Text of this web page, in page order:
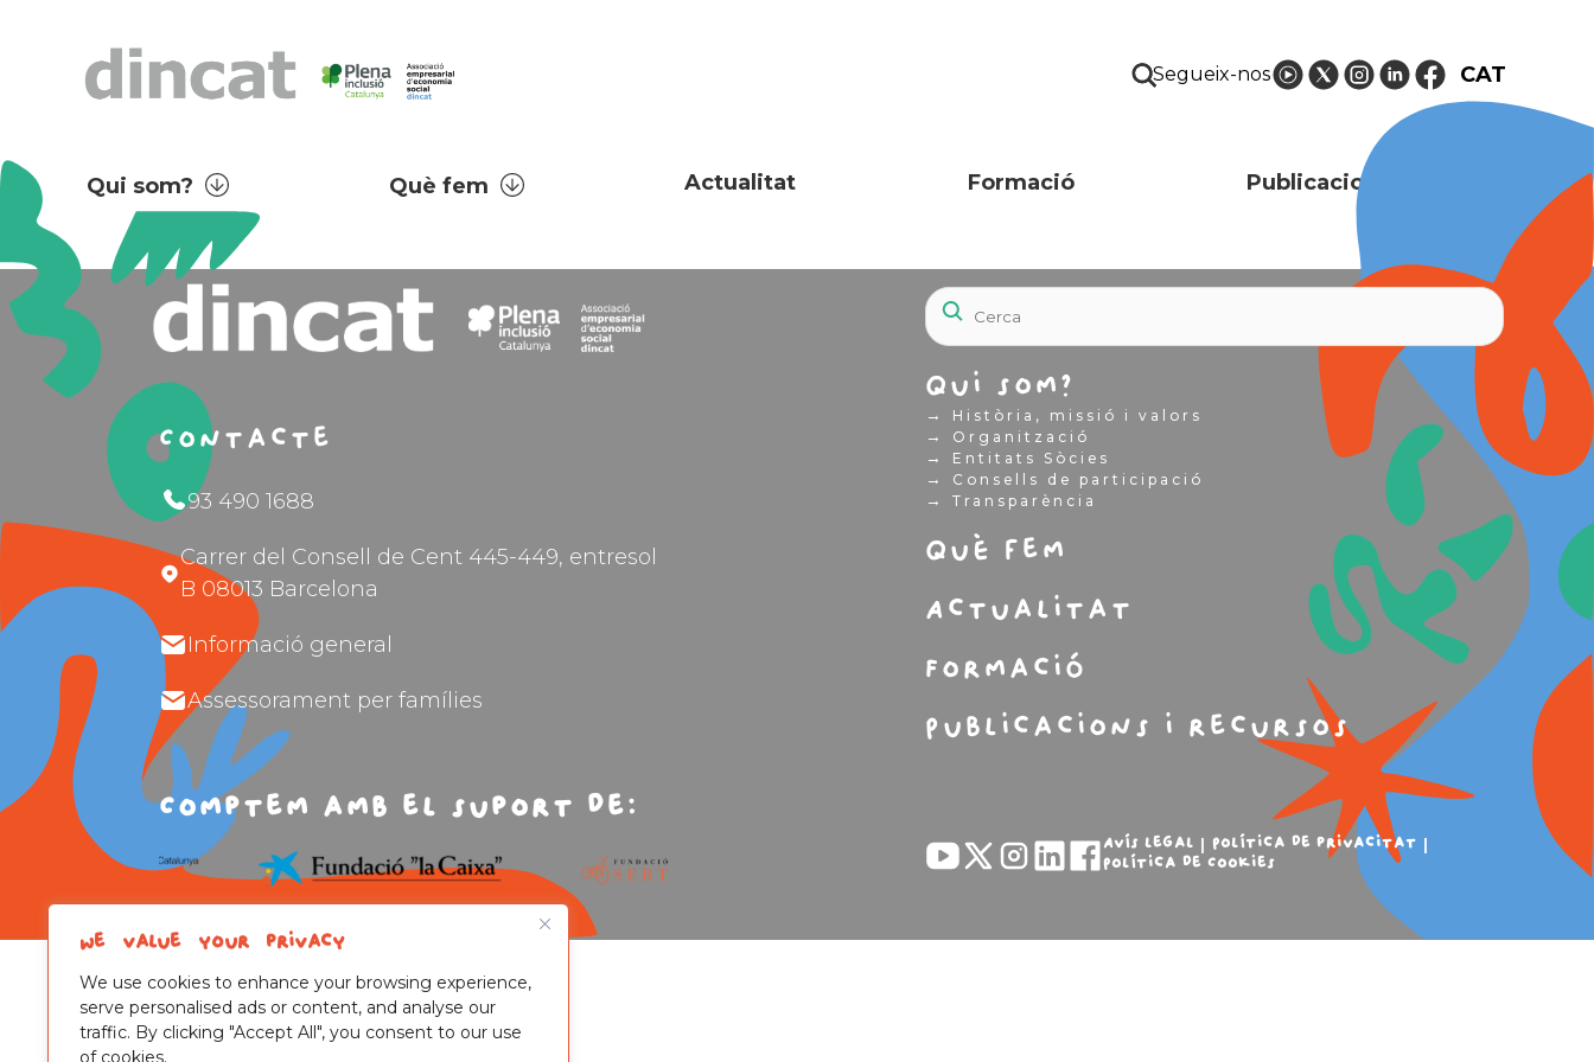
We value your privacy
We use cookies to enhance your browsing experience,
serve personalised ads or content, and analyse our
traffic. By clicking "Accept All", you consent to our use
of cookies.
Segueix-nos CAT
Qui som? Què fem Actualitat Formació Publicacions i recursos
Contacte
93 490 1688
Carrer del Consell de Cent 445-449, entresol
B 08013 Barcelona
Informació general
Assessorament per famílies
Comptem amb el suport de:
Qui som?
→ Història, missió i valors
→ Organització
→ Entitats Sòcies
→ Consells de participació
→ Transparència
Què fem
Actualitat
Formació
Publicacions i recursos
Avís legal
Política de privacitat
Política de Cookies